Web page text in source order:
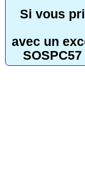
Si vous
avec un